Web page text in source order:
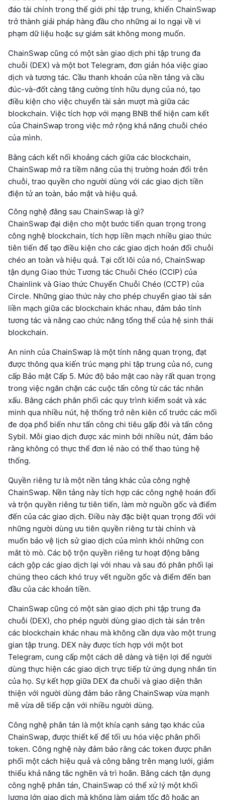
đáo tài chính trong thế giới phi tập trung, khiến ChainSwap
trở thành giải pháp hàng đầu cho những ai lo ngại về vi
phạm dữ liệu hoặc sự giám sát không mong muốn.
ChainSwap cũng có một sàn giao dịch phi tập trung đa
chuỗi (DEX) và một bot Telegram, đơn giản hóa việc giao
dịch và tương tác. Cầu thanh khoản của nền tảng và cầu
đúc-và-đốt càng tăng cường tính hữu dụng của nó, tạo
điều kiện cho việc chuyển tài sản mượt mà giữa các
blockchain. Việc tích hợp với mạng BNB thể hiện cam kết
của ChainSwap trong việc mở rộng khả năng chuỗi chéo
của mình.
Bằng cách kết nối khoảng cách giữa các blockchain,
ChainSwap mở ra tiềm năng của thị trường hoán đổi trên
chuỗi, trao quyền cho người dùng với các giao dịch tiền
điện tử an toàn, bảo mật và hiệu quả.
Công nghệ đằng sau ChainSwap là gì?
ChainSwap đại diện cho một bước tiến quan trọng trong
công nghệ blockchain, tích hợp liền mạch nhiều giao thức
tiên tiến để tạo điều kiện cho các giao dịch hoán đổi chuỗi
chéo an toàn và hiệu quả. Tại cốt lõi của nó, ChainSwap
tận dụng Giao thức Tương tác Chuỗi Chéo (CCIP) của
Chainlink và Giao thức Chuyển Chuỗi Chéo (CCTP) của
Circle. Những giao thức này cho phép chuyển giao tài sản
liền mạch giữa các blockchain khác nhau, đảm bảo tính
tương tác và nâng cao chức năng tổng thể của hệ sinh thái
blockchain.
An ninh của ChainSwap là một tính năng quan trọng, đạt
được thông qua kiến trúc mạng phi tập trung của nó, cung
cấp Bảo mật Cấp 5. Mức độ bảo mật cao này rất quan trọng
trong việc ngăn chặn các cuộc tấn công từ các tác nhân
xấu. Bằng cách phân phối các quy trình kiểm soát và xác
minh qua nhiều nút, hệ thống trở nên kiên cố trước các mối
đe dọa phổ biến như tấn công chi tiêu gấp đôi và tấn công
Sybil. Mỗi giao dịch được xác minh bởi nhiều nút, đảm bảo
rằng không có thực thể đơn lẻ nào có thể thao túng hệ
thống.
Quyền riêng tư là một nền tảng khác của công nghệ
ChainSwap. Nền tảng này tích hợp các công nghệ hoán đổi
và trộn quyền riêng tư tiên tiến, làm mờ nguồn gốc và điểm
đến của các giao dịch. Điều này đặc biệt quan trọng đối với
những người dùng ưu tiên quyền riêng tư tài chính và
muốn bảo vệ lịch sử giao dịch của mình khỏi những con
mắt tò mò. Các bộ trộn quyền riêng tư hoạt động bằng
cách gộp các giao dịch lại với nhau và sau đó phân phối lại
chúng theo cách khó truy vết nguồn gốc và điểm đến ban
đầu của các khoản tiền.
ChainSwap cũng có một sàn giao dịch phi tập trung đa
chuỗi (DEX), cho phép người dùng giao dịch tài sản trên
các blockchain khác nhau mà không cần dựa vào một trung
gian tập trung. DEX này được tích hợp với một bot
Telegram, cung cấp một cách dễ dàng và tiện lợi để người
dùng thực hiện các giao dịch trực tiếp từ ứng dụng nhắn tin
của họ. Sự kết hợp giữa DEX đa chuỗi và giao diện thân
thiện với người dùng đảm bảo rằng ChainSwap vừa mạnh
mẽ vừa dễ tiếp cận với nhiều người dùng.
Công nghệ phân tán là một khía cạnh sáng tạo khác của
ChainSwap, được thiết kế để tối ưu hóa việc phân phối
token. Công nghệ này đảm bảo rằng các token được phân
phối một cách hiệu quả và công bằng trên mạng lưới, giảm
thiểu khả năng tắc nghẽn và trì hoãn. Bằng cách tận dụng
công nghệ phân tán, ChainSwap có thể xử lý một khối
lượng lớn giao dịch mà không làm giảm tốc độ hoặc an